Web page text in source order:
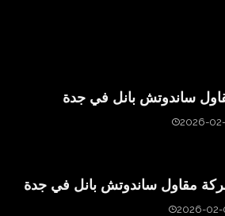
ساندوتش بانل في جدة
2026-
مقاول ساندوتش بانل في جدة
2026-02-